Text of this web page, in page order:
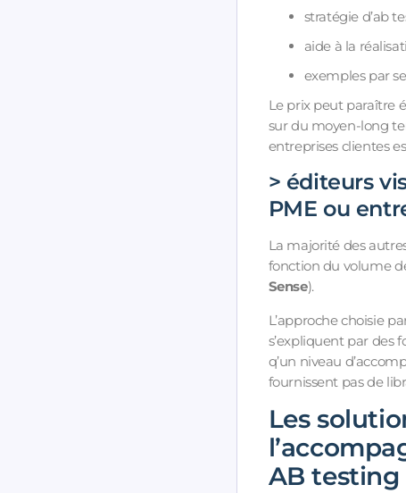
stratégie d’ab
aide à la
exemples par
Le prix peut paraître
sur du moyen-long
entreprises clientes
> éditeurs
PME ou
La majorité des
fonction du volume
Sense).
L’approche choisie
s’expliquent par des
q’un niveau
fournissent pas de
Les
AB testing